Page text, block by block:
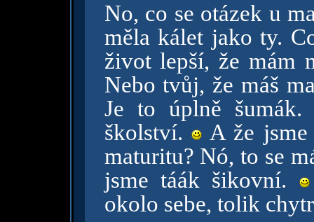
No, co se otázek u
měla kálet jako ty.
život lepší, že mám
Nebo tvůj, že máš
Je to úplně šumák.
školství.
A že
maturitu? Nó, to se
jsme táák šikovní.
okolo sebe, tolik